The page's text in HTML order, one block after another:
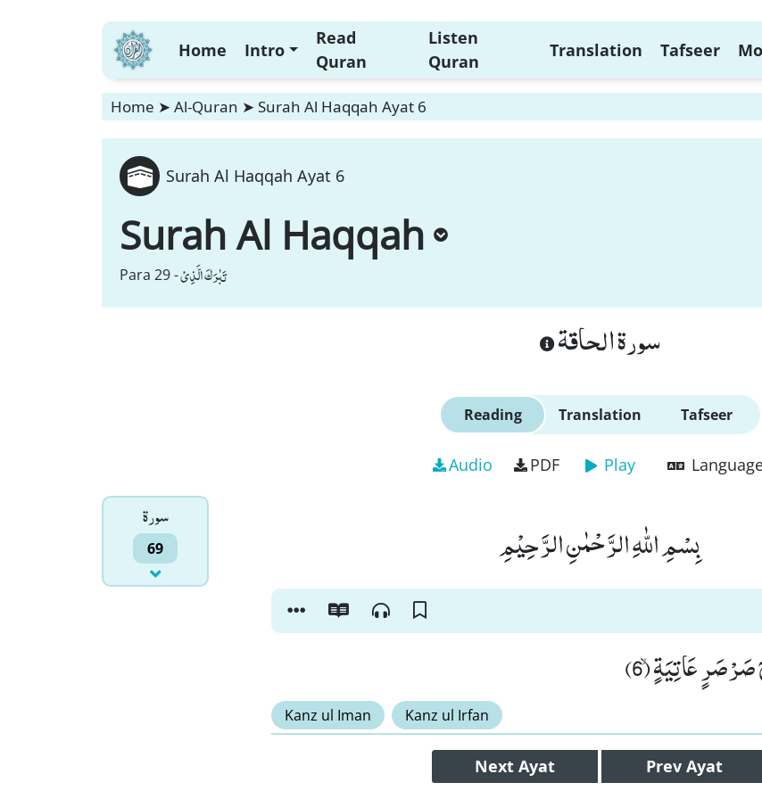
Home Intro
Read
Quran
Listen
Quran
Translation Tafseer
Home ➤ Al-Quran ➤ Surah Al Haqqah Ayat 6
Surah Al Haqqah Ayat 6
Surah Al Haqqah
Para 29 -تَبٰرَكَ الَّذِیْ
سورة الحاقة
Reading Translation Tafseer
Audio PDF Play
سورۃ
69 بِسْمِ اللّٰهِ الرَّحْمٰنِ الرَّحِیْمِ
صَرْصَرٍ عَاتِیَةٍۙ (6)
Kanz ul Iman Kanz ul Irfan
Next Ayat Prev Ayat